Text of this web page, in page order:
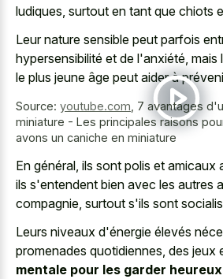
ludiques, surtout en tant que chiots
Leur nature sensible peut parfois
hypersensibilité et de l'anxiété, mais
le plus jeune âge peut aider à
Source: youtube.com, 7 avantages
miniature - Les principales raisons
avons un caniche en miniature
En général, ils sont polis et amicaux
ils s'entendent bien avec les autres
compagnie, surtout s'ils sont
Leurs niveaux d'énergie élevés
promenades quotidiennes, des jeux
mentale pour les garder heureux